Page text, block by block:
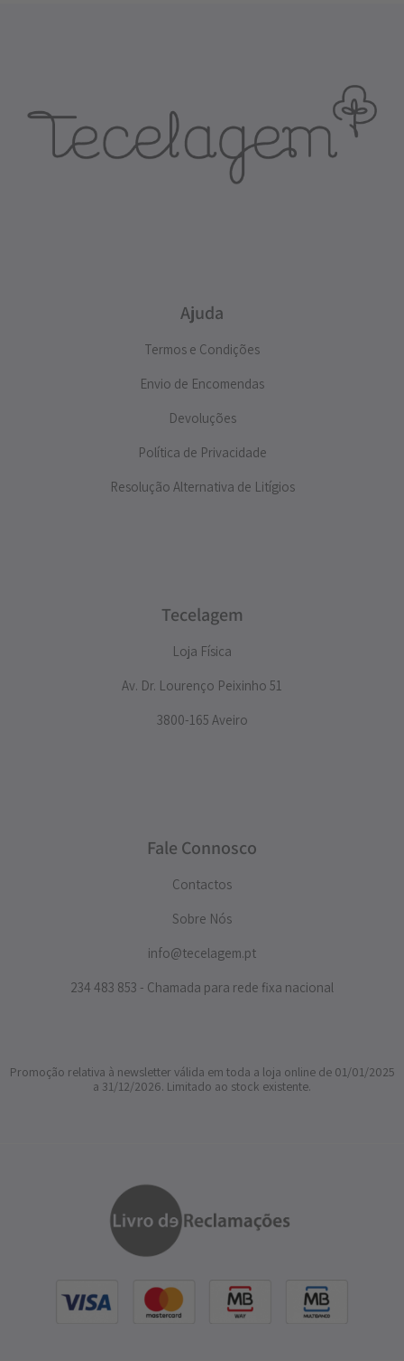
Ajuda
Termos e Condições
Envio de Encomendas
Devoluções
Política de Privacidade
Resolução Alternativa de Litígios
Tecelagem
Loja Física
Av. Dr. Lourenço Peixinho 51
3800-165 Aveiro
Fale Connosco
Contactos
Sobre Nós
info@tecelagem.pt
234 483 853 - Chamada para rede fixa nacional
Promoção relativa à newsletter válida em toda a loja online de 01/01/2025
a 31/12/2026. Limitado ao stock existente.